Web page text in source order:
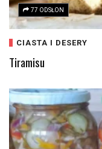
77 ODSŁON
CIASTA I DESERY
Tiramisu